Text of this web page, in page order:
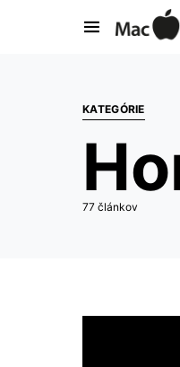
KATEGÓRIE
77 článkov